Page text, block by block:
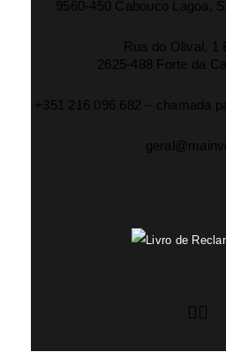
9560-450 Cabouco Lagoa,
Rua do Olival, 1
2625-488 Forte da
+351 216 096 682 – chamada